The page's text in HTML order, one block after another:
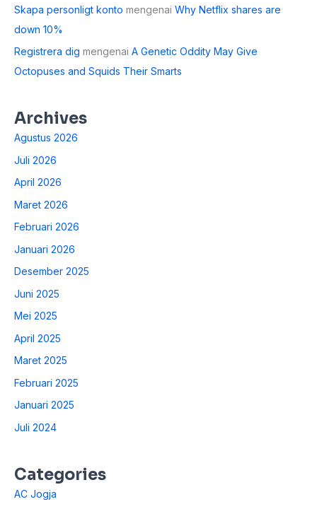
Skapa personligt konto mengenai Why Netflix shares are
down 10%
Registrera dig mengenai A Genetic Oddity May Give
Octopuses and Squids Their Smarts
Archives
Agustus 2026
Juli 2026
April 2026
Maret 2026
Februari 2026
Januari 2026
Desember 2025
Juni 2025
Mei 2025
April 2025
Maret 2025
Februari 2025
Januari 2025
Juli 2024
Categories
AC Jogja